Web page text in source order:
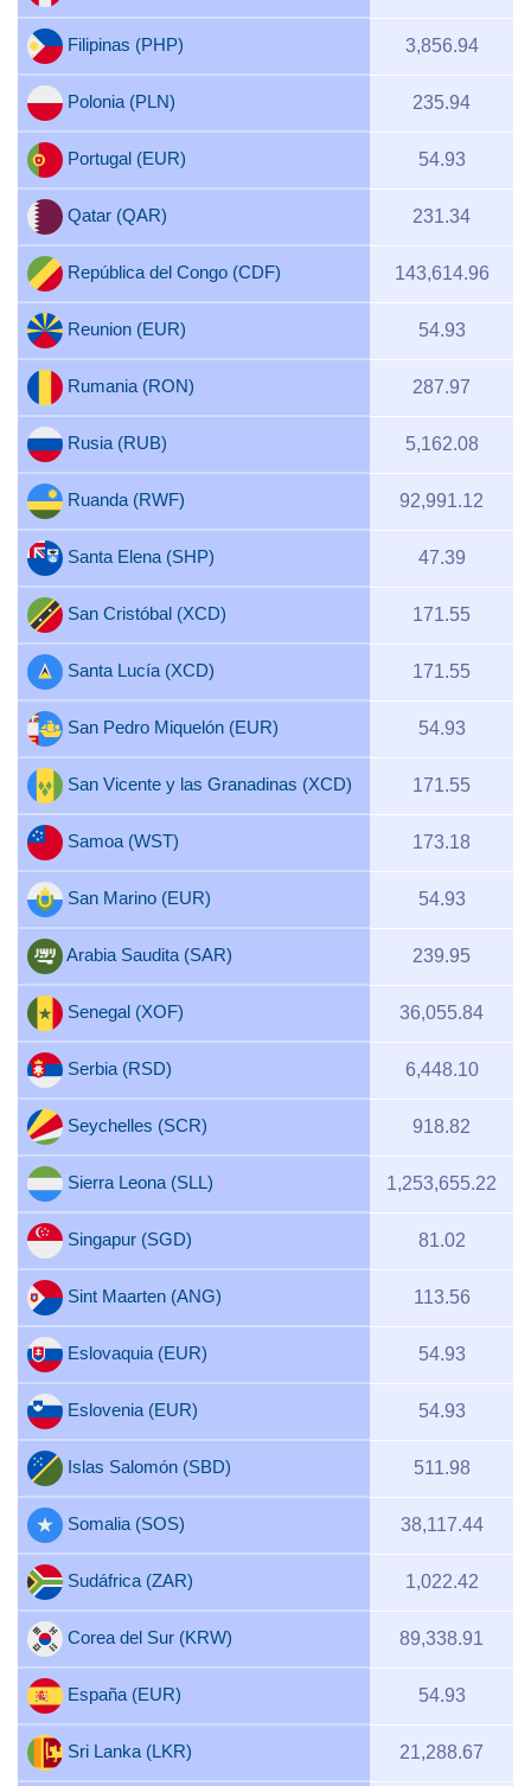
Filipinas (PHP) 3,856.94
Polonia (PLN) 235.94
Portugal (EUR) 54.93
Qatar (QAR) 231.34
República del Congo (CDF) 143,614.96
Reunion (EUR) 54.93
Rumania (RON) 287.97
Rusia (RUB) 5,162.08
Ruanda (RWF) 92,991.12
Santa Elena (SHP) 47.39
San Cristóbal (XCD) 171.55
Santa Lucía (XCD) 171.55
San Pedro Miquelón (EUR) 54.93
San Vicente y las Granadinas (XCD) 171.55
Samoa (WST) 173.18
San Marino (EUR) 54.93
Arabia Saudita (SAR) 239.95
Senegal (XOF) 36,055.84
Serbia (RSD) 6,448.10
Seychelles (SCR) 918.82
Sierra Leona (SLL) 1,253,655.22
Singapur (SGD) 81.02
Sint Maarten (ANG) 113.56
Eslovaquia (EUR) 54.93
Eslovenia (EUR) 54.93
Islas Salomón (SBD) 511.98
Somalia (SOS) 38,117.44
Sudáfrica (ZAR) 1,022.42
Corea del Sur (KRW) 89,338.91
España (EUR) 54.93
Sri Lanka (LKR) 21,288.67